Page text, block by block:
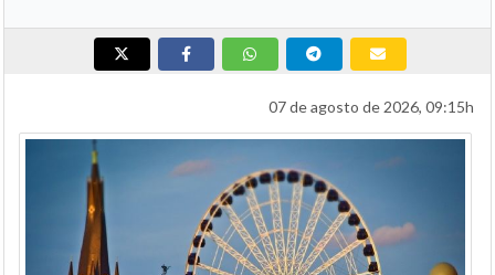
07 de agosto de 2026, 09:15h